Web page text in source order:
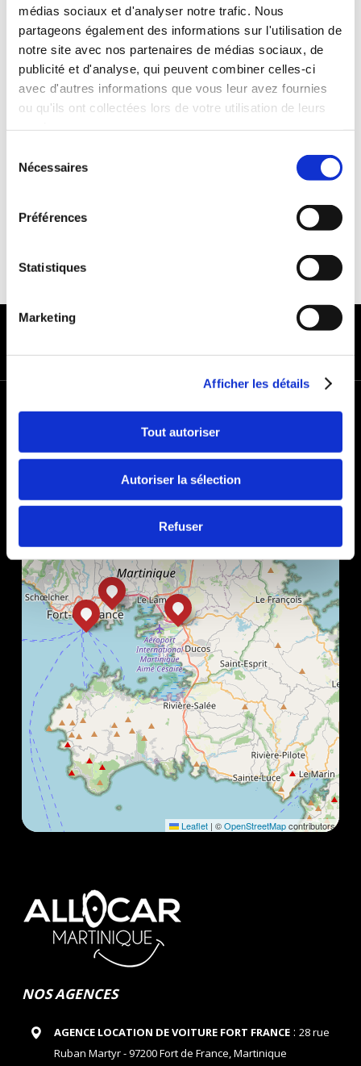
médias sociaux et d'analyser notre trafic. Nous
partageons également des informations sur l'utilisation de
notre site avec nos partenaires de médias sociaux, de
publicité et d'analyse, qui peuvent combiner celles-ci
avec d'autres informations que vous leur avez fournies
ou qu'ils ont collectées lors de votre utilisation de leurs
Nécessaires
Préférences
Statistiques
Marketing
Afficher les détails
Tout autoriser
Autoriser la sélection
Refuser
Années de permis :2 ans
ASSURANCE
Franchise : 1000 €
Caution :1000 €
+
Leaflet | ©OpenStreetMapcontributors
NOS AGENCES
AGENCE LOCATION DE VOITURE FORT FRANCE: 28 rue
Ruban Martyr - 97200 Fort de France, Martinique